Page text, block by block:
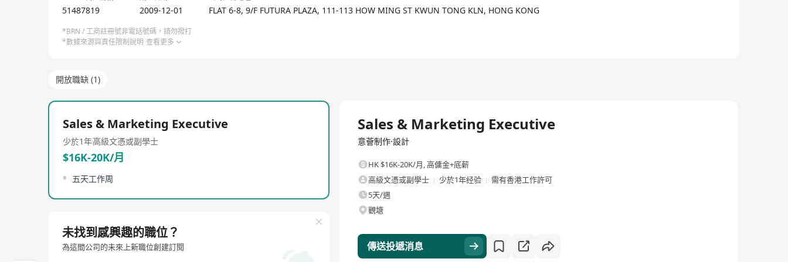
51487819 2009-12-01 FLAT 6-8, 9/F FUTURA PLAZA, 111-113 HOW MING ST KWUN TONG KLN, HONG KONG
*BRN / 工商註冊號非電話號碼，請勿撥打
*數據來源與責任限制說明 查看更多
開放職缺 (1)
Sales & Marketing Executive
少於1年高級文憑或副學士
$16K-20K/月
五天工作周
未找到感興趣的職位？
為這間公司的未來上新職位創建訂閱
Sales & Marketing Executive
意薈制作·設計
HK $16K-20K/月,高傭金+底薪
高級文憑或副學士
少於1年经验
需有香港工作許可
5天/週
觀塘
傳送投遞消息